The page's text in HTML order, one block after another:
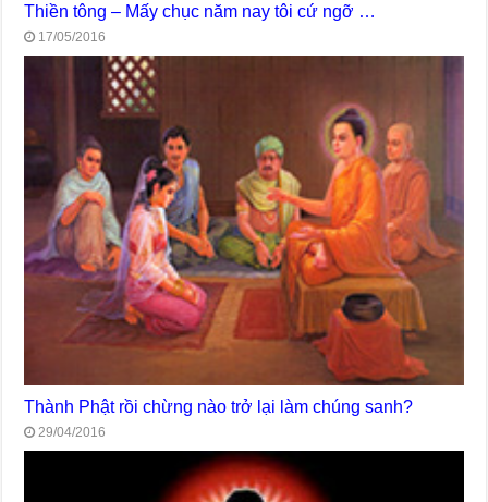
Thiền tông – Mấy chục năm nay tôi cứ ngỡ …
17/05/2016
Thành Phật rồi chừng nào trở lại làm chúng sanh?
29/04/2016